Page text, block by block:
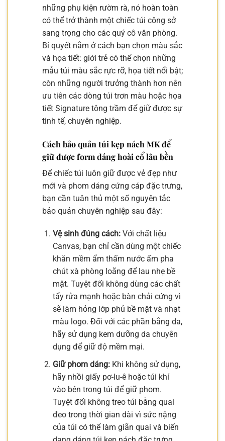
những phụ kiện rườm rà, nó hoàn toàn
có thể trở thành một chiếc túi công sở
sang trọng cho các quý cô văn phòng.
Bí quyết nằm ở cách bạn chọn màu sắc
và họa tiết: giới trẻ có thể chọn những
mẫu túi màu sắc rực rỡ, họa tiết nổi bật;
còn những người trưởng thành hơn nên
ưu tiên các dòng túi trơn màu hoặc họa
tiết Signature tông trầm để giữ được sự
tinh tế, chuyên nghiệp.
Cách bảo quản túi kẹp nách MK để
giữ được form dáng hoài cổ lâu bền
Để chiếc túi luôn giữ được vẻ đẹp như
mới và phom dáng cứng cáp đặc trưng,
bạn cần tuân thủ một số nguyên tắc
bảo quản chuyên nghiệp sau đây:
Vệ sinh đúng cách:Với chất liệu
Canvas, bạn chỉ cần dùng một chiếc
khăn mềm ẩm thấm nước ấm pha
chút xà phòng loãng để lau nhẹ bề
mặt. Tuyệt đối không dùng các chất
tẩy rửa mạnh hoặc bàn chải cứng vì
sẽ làm hỏng lớp phủ bề mặt và nhạt
màu logo. Đối với các phần bằng da,
hãy sử dụng kem dưỡng da chuyên
dụng để giữ độ mềm mại.
Giữ phom dáng:Khi không sử dụng,
hãy nhồi giấy pơ-lu-ê hoặc túi khí
vào bên trong túi để giữ phom.
Tuyệt đối không treo túi bằng quai
đeo trong thời gian dài vì sức nặng
của túi có thể làm giãn quai và biến